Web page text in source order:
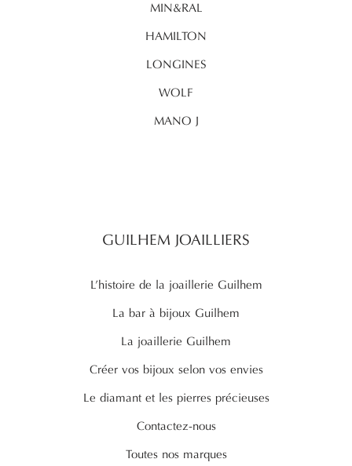
MIN&RAL
HAMILTON
LONGINES
WOLF
MANO J
GUILHEM JOAILLIERS
L’histoire de la joaillerie Guilhem
La bar à bijoux Guilhem
La joaillerie Guilhem
Créer vos bijoux selon vos envies
Le diamant et les pierres précieuses
Contactez-nous
Toutes nos marques